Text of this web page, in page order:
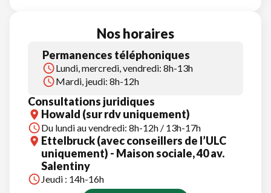
Nos horaires
Permanences téléphoniques
Lundi, mercredi, vendredi: 8h-13h
Mardi, jeudi: 8h-12h
Consultations juridiques
Howald (sur rdv uniquement)
Du lundi au vendredi: 8h-12h / 13h-17h
Ettelbruck (avec conseillers de l’ULC
uniquement) - Maison sociale, 40 av.
Salentiny
Jeudi : 14h-16h